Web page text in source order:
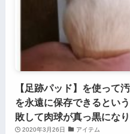
【足跡パッド】を使って
を永遠に保存できるとい
敗して肉球が真っ黒になり
2020年3月26日 アイテム